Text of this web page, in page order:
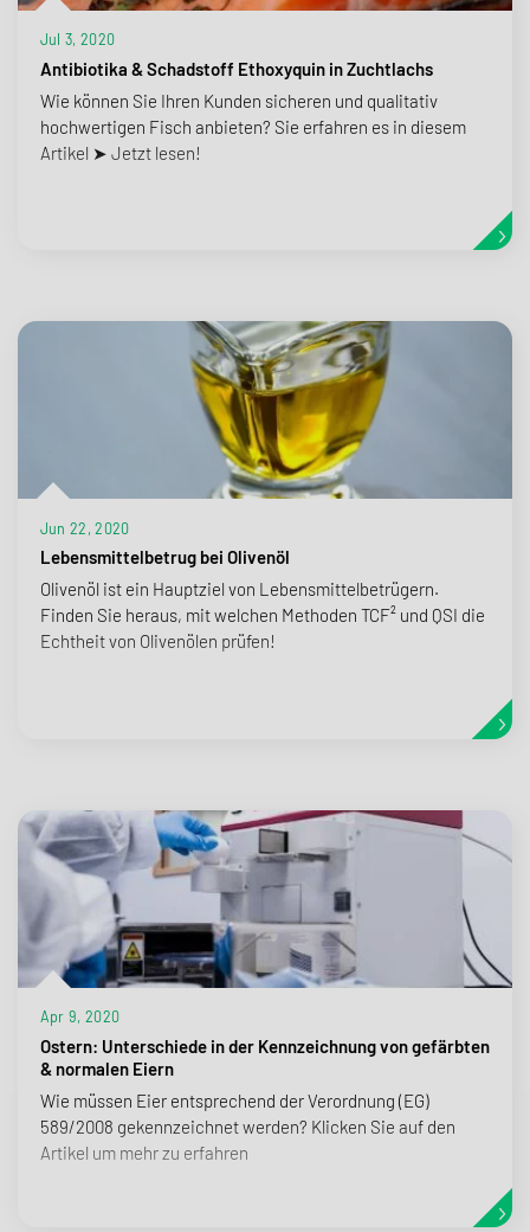
Jul 3, 2020
Antibiotika & Schadstoff Ethoxyquin in Zuchtlachs
Wie können Sie Ihren Kunden sicheren und qualitativ
hochwertigen Fisch anbieten? Sie erfahren es in diesem
Artikel ➤ Jetzt lesen!
Jun 22, 2020
Lebensmittelbetrug bei Olivenöl
Olivenöl ist ein Hauptziel von Lebensmittelbetrügern.
Finden Sie heraus, mit welchen Methoden TCF² und QSI die
Echtheit von Olivenölen prüfen!
Apr 9, 2020
Ostern: Unterschiede in der Kennzeichnung von gefärbten
& normalen Eiern
Wie müssen Eier entsprechend der Verordnung (EG)
589/2008 gekennzeichnet werden? Klicken Sie auf den
Artikel um mehr zu erfahren